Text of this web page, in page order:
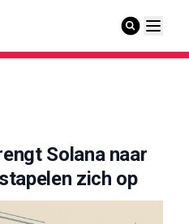
Solana naar
zich op